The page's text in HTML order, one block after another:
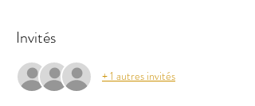
Invités
+ 1 autres invités